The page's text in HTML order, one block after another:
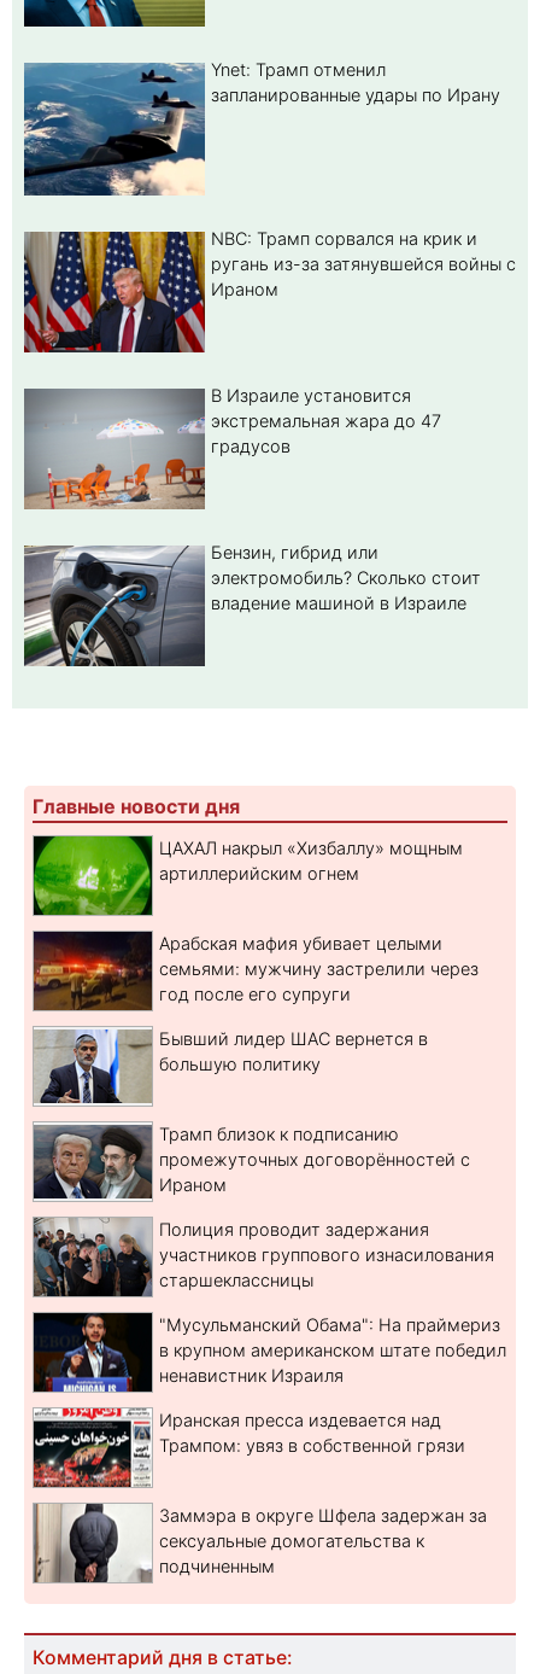
Ynet: Трамп отменил
запланированные удары по Ирану
NBC: Трамп сорвался на крик и
ругань из-за затянувшейся войны с
Ираном
В Израиле установится
экстремальная жара до 47
градусов
Бензин, гибрид или
электромобиль? Cколько стоит
владение машиной в Израиле
Главные новости дня
ЦАХАЛ накрыл «Хизбаллу» мощным
артиллерийским огнем
Арабская мафия убивает целыми
семьями: мужчину застрелили через
год после его супруги
Бывший лидер ШАС вернется в
большую политику
Трамп близок к подписанию
промежуточных договорённостей с
Ираном
Полиция проводит задержания
участников группового изнасилования
старшеклассницы
"Мусульманский Обама": На праймериз
в крупном американском штате победил
ненавистник Израиля
Иранская пресса издевается над
Трампом: увяз в собственной грязи
Заммэра в округе Шфела задержан за
сексуальные домогательства к
подчиненным
Комментарий дня в статье: